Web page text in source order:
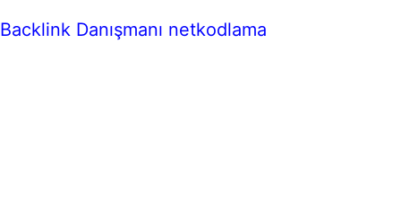
Backlink Danışmanı netkodlama